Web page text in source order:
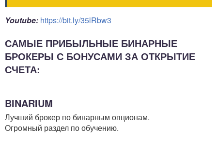
Youtube: https://bit.ly/35lRbw3
САМЫЕ ПРИБЫЛЬНЫЕ БИНАРНЫЕ
БРОКЕРЫ С БОНУСАМИ ЗА ОТКРЫТИЕ
СЧЕТА:
BINARIUM
Лучший брокер по бинарным опционам.
Огромный раздел по обучению.